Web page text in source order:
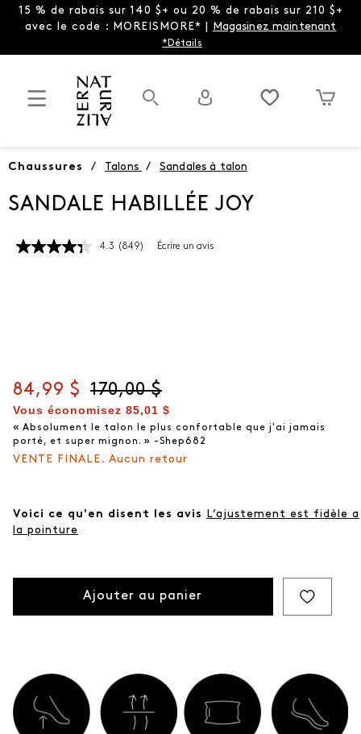
15 % de rabais sur 140 $+ ou 20 % de rabais sur 210 $+
avec le code : MOREISMORE* | Magasinez maintenant
*Détails
Chaussures / Talons / Sandales à talon
SANDALE HABILLÉE JOY
4.3 Lire
(849) Écrire un avis
Prix actuel
84,99 $ Prix d'origine
170,00 $
Vous économisez 85,01 $
« Absolument le talon le plus confortable que j'ai jamais
porté, et super mignon. » -Shep682
VENTE FINALE. Aucun retour
Voici ce qu'en disent les avis
L’ajustement est fidèle a
la pointure
Ajouter au panier